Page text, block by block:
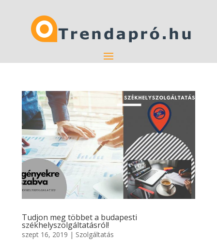
Tudjon meg többet a budapesti
székhelyszolgáltatásról!
szept 16, 2019 | Szolgáltatás